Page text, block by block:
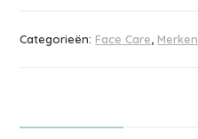
Categorieën: Face Care Merken